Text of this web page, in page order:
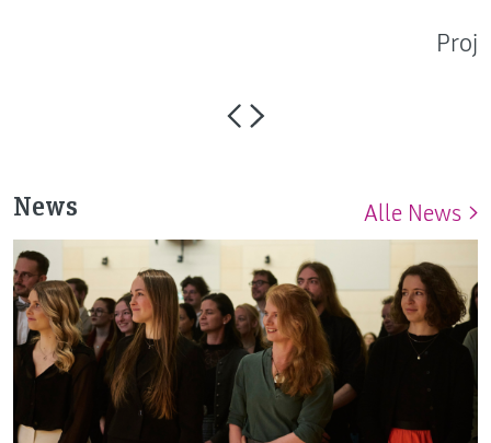
News Alle News